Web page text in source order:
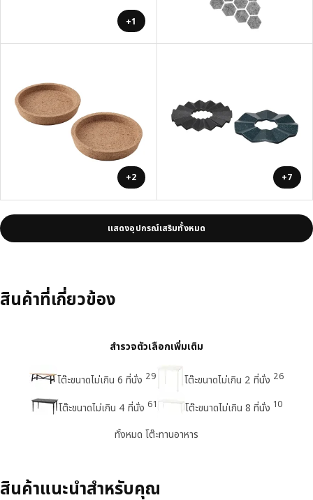
+1
+2 +7
แสดงอุปกรณ์เสริมทั้งหมด
สินค้าที่เกี่ยวข้อง
สำรวจตัวเลือกเพิ่มเติม
โต๊ะขนาดไม่เกิน 6 ที่นั่ง 29 โต๊ะขนาดไม่เกิน 2 ที่นั่ง 26
โต๊ะขนาดไม่เกิน 4 ที่นั่ง 61 โต๊ะขนาดไม่เกิน 8 ที่นั่ง 10
ทั้งหมด โต๊ะทานอาหาร
สินค้าแนะนำสำหรับคุณ